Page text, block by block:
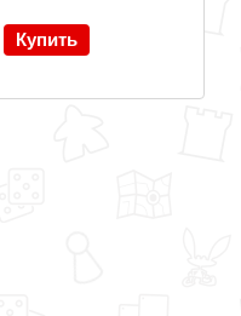
Купить